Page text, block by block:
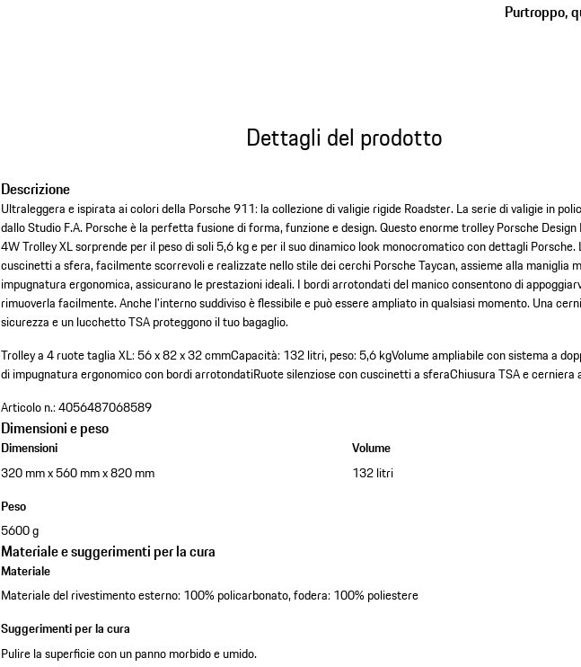
Purtroppo,
Dettagli del prodotto
Descrizione
Ultraleggera e ispirata ai colori della Porsche 911: la collezione di valigie rigide Roadster. La serie di valigie in
dallo Studio F.A. Porsche è la perfetta fusione di forma, funzione e design. Questo enorme trolley Porsche
4W Trolley XL sorprende per il peso di soli 5,6 kg e per il suo dinamico look monocromatico con dettagli Porsche.
cuscinetti a sfera, facilmente scorrevoli e realizzate nello stile dei cerchi Porsche Taycan, assieme alla maniglia
impugnatura ergonomica, assicurano le prestazioni ideali. I bordi arrotondati del manico consentono di
rimuoverla facilmente. Anche l'interno suddiviso è flessibile e può essere ampliato in qualsiasi momento. Una
sicurezza e un lucchetto TSA proteggono il tuo bagaglio.
Trolley a 4 ruote taglia XL: 56 x 82 x 32 cmmCapacità: 132 litri, peso: 5,6 kgVolume ampliabile con sistema a
di impugnatura ergonomico con bordi arrotondatiRuote silenziose con cuscinetti a sferaChiusura TSA e
Articolo n.:4056487068589
Dimensioni e peso
Dimensioni
320 mm x 560 mm x 820 mm
Peso
5600 g
Volume
132 litri
Materiale e suggerimenti per la cura
Materiale
Materiale del rivestimento esterno: 100% policarbonato, fodera: 100% poliestere
Suggerimenti per la cura
Pulire la superficie con un panno morbido e umido.